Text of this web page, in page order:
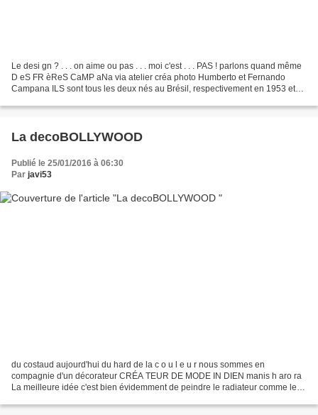
Le desi gn ? . . . on aime ou pas . . . moi c'est . . . PAS ! parlons quand même
D eS FR èReS CaMP aNa via atelier créa photo Humberto et Fernando
Campana ILS sont tous les deux nés au Brésil, respectivement en 1953 et
La decoBOLLYWOOD
Publié le 25/01/2016 à 06:30
Par javi53
du costaud aujourd'hui du hard de la c o u l e u r nous sommes en
compagnie d'un décorateur CRÉA TEUR DE MODE IN DIEN manis h aro ra
La meilleure idée c'est bien évidemment de peindre le radiateur comme le